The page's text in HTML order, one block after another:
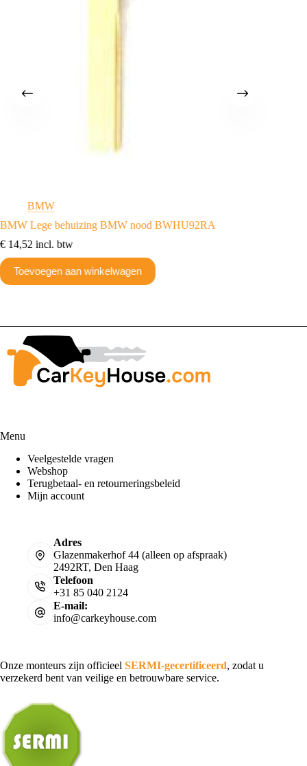
BMW
BMW Lege behuizing BMW nood BWHU92RA
€ 14,52 incl. btw
Toevoegen aan winkelwagen
Menu
Veelgestelde vragen
Webshop
Terugbetaal- en retourneringsbeleid
Mijn account
Adres
Glazenmakerhof 44 (alleen op afspraak)
2492RT, Den Haag
Telefoon
+31 85 040 2124
E-mail:
info@carkeyhouse.com
Onze monteurs zijn officieel SERMI-gecertificeerd, zodat u
verzekerd bent van veilige en betrouwbare service.